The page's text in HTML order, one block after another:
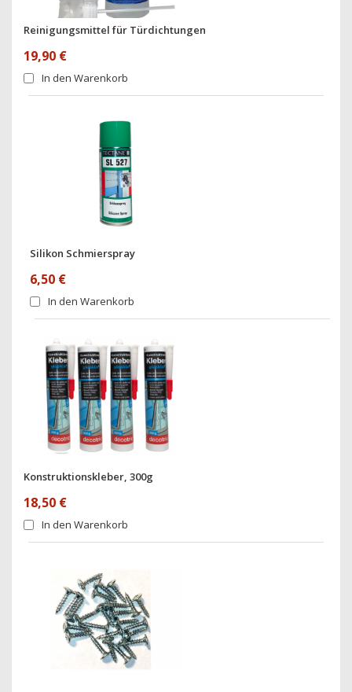
Reinigungsmittel für Türdichtungen
19,90 €
In den Warenkorb
Silikon Schmierspray
6,50 €
In den Warenkorb
Konstruktionskleber, 300g
18,50 €
In den Warenkorb